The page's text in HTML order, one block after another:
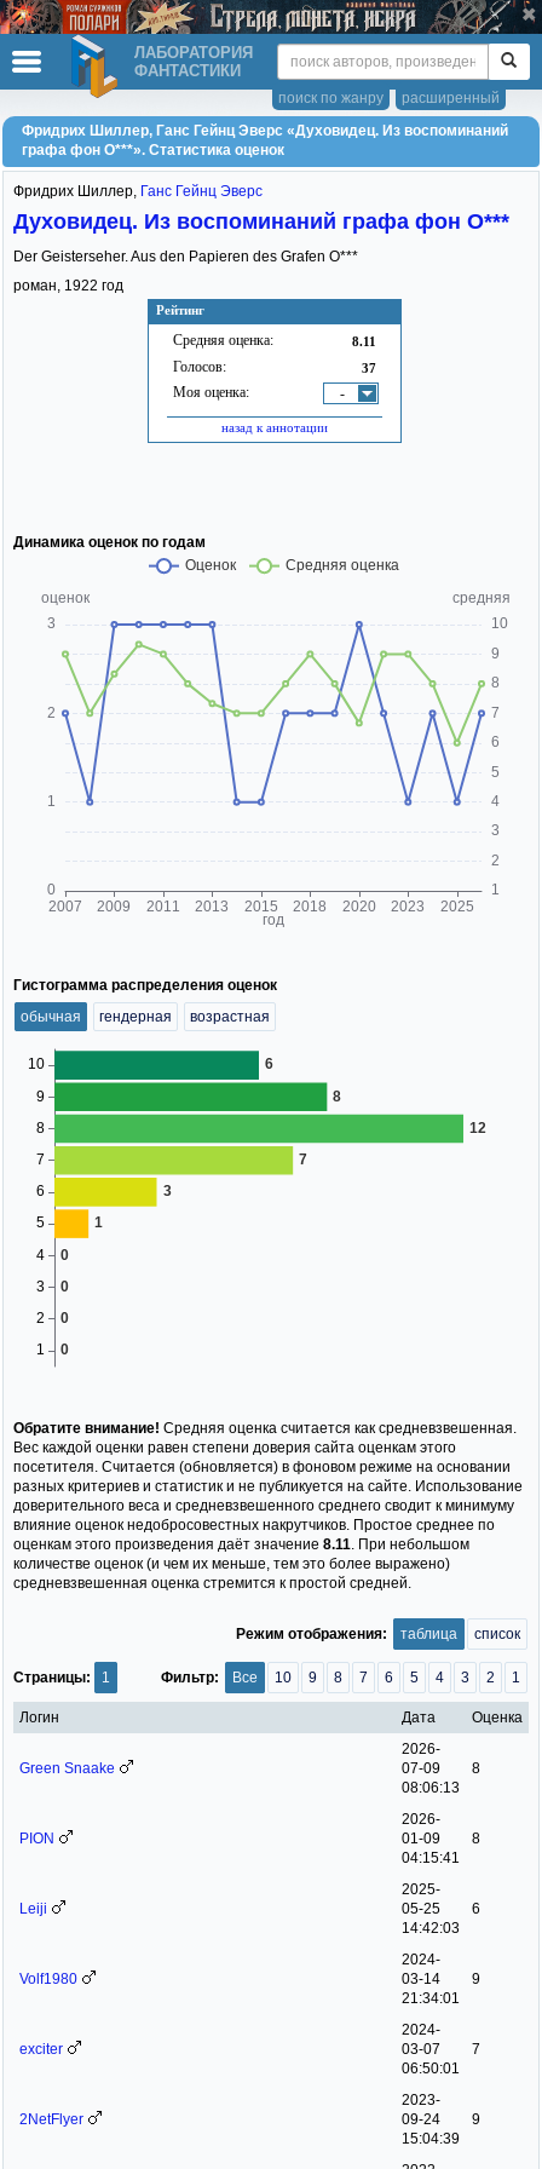
ЛАБОРАТОРИЯ
ФАНТАСТИКИ
расширенный
поиск по жанру
Фридрих Шиллер, Ганс Гейнц Эверс «Духовидец. Из воспоминаний
графа фон О***». Статистика оценок
Рейтинг
Средняя оценка: 8.11
Голосов: 37
Моя оценка: -
назад к аннотации
Фридрих Шиллер, Ганс Гейнц Эверс
Духовидец. Из воспоминаний графа фон О***
Der Geisterseher. Aus den Papieren des Grafen O***
роман, 1922 год
Динамика оценок по годам
Гистограмма распределения оценок
обычная
гендерная возрастная
Обратите внимание! Средняя оценка считается как средневзвешенная.
Вес каждой оценки равен степени доверия сайта оценкам этого
посетителя. Считается (обновляется) в фоновом режиме на основании
разных критериев и статистик и не публикуется на сайте. Использование
доверительного веса и средневзвешенного среднего сводит к минимуму
влияние оценок недобросовестных накрутчиков. Простое среднее по
оценкам этого произведения даёт значение 8.11 . При небольшом
количестве оценок (и чем их меньше, тем это более выражено)
средневзвешенная оценка стремится к простой средней.
Режим отображения: таблица список
Все 10 9 8 7 6 5 4 3 2 1
Фильтр:
Страницы: 1
Логин Дата Оценка
Green Snaake
2026-
07-09
08:06:13
8
PION
2026-
01-09
04:15:41
8
Leiji
2025-
05-25
14:42:03
6
Volf1980
2024-
03-14
21:34:01
9
exciter
2024-
03-07
06:50:01
7
2NetFlyer
2023-
09-24
15:04:39
9